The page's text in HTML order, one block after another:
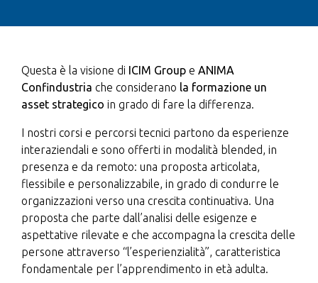
Questa è la visione di ICIM Group e ANIMA
Confindustria che considerano la formazione un
asset strategico in grado di fare la differenza.
I nostri corsi e percorsi tecnici partono da esperienze
interaziendali e sono offerti in modalità blended, in
presenza e da remoto: una proposta articolata,
flessibile e personalizzabile, in grado di condurre le
organizzazioni verso una crescita continuativa. Una
proposta che parte dall’analisi delle esigenze e
aspettative rilevate e che accompagna la crescita delle
persone attraverso “l’esperienzialità”, caratteristica
fondamentale per l’apprendimento in età adulta.